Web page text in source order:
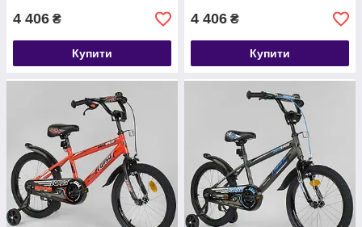
4 406 ₴
Купити
4 406 ₴
Купити